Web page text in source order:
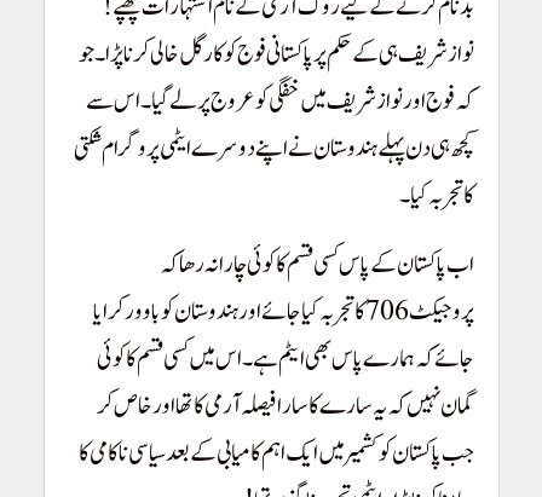
نوازشریف ہی کے حکم پر پاکستانی فوج کو کارگل خالی کرنا پڑا۔ جو
کہ فوج اور نوازشریف میں خفگی کو عروج پر لے گیا۔ اس سے
کچھ ہی دن پہلے ہندوستان نے اپنے دوسرے ایٹمی پروگرام شکتی
کا تجربہ کیا۔
اب پاکستان کے پاس کسی قسم کا کوئی چارا نہ رھا کہ
پروجیکٹ 706 کا تجربہ کیا جائے اور ہندوستان کو باوور کرایا
جائے کہ ہمارے پاس بھی ایٹم ہے۔ اس میں کسی قسم کا کوئی
گمان نہیں کہ یہ سارے کا سارا فیصلہ آرمی کا تھا اور خاص کر
جب پاکستان کو کشمیر میں ایک اہم کامیابی کے بعد سیاسی ناکامی کا